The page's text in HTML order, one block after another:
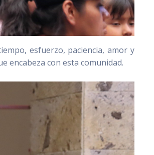
esfuerzo, paciencia, amor y
encabeza con esta comunidad.